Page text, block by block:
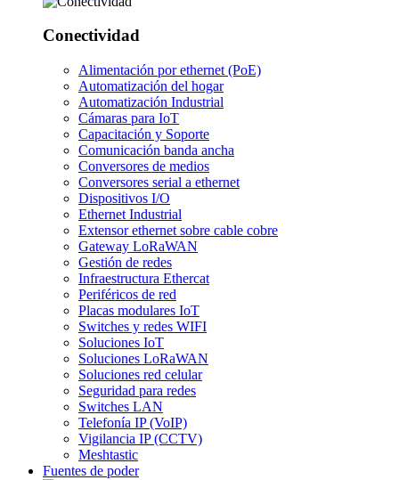
Conectividad
Alimentación por ethernet (PoE)
Automatización del hogar
Automatización Industrial
Cámaras para IoT
Capacitación y Soporte
Comunicación banda ancha
Conversores de medios
Conversores serial a ethernet
Dispositivos I/O
Ethernet Industrial
Extensor ethernet sobre cable cobre
Gateway LoRaWAN
Gestión de redes
Infraestructura Ethercat
Periféricos de red
Placas modulares IoT
Switches y redes WIFI
Soluciones IoT
Soluciones LoRaWAN
Soluciones red celular
Seguridad para redes
Switches LAN
Telefonía IP (VoIP)
Vigilancia IP (CCTV)
Meshtastic
Fuentes de poder